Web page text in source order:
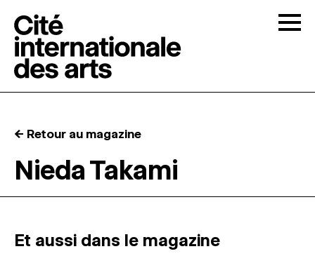
RÉSIDENCES ↓
ATELIERS OUVERTS
← Retour au magazine
Nieda Takami
Et aussi dans le magazine